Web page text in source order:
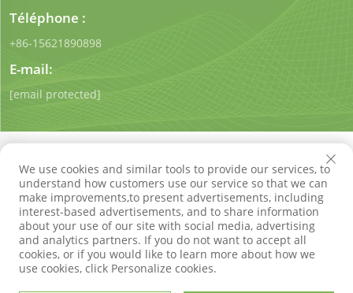
Téléphone :
+86-15621890898
E-mail:
[email protected]
Droits d'auteur © Shandong Qigong Environmental
Protection Technology Co., Ltd. Tous droits réservés
Politique de confidentialité Blog
We use cookies and similar tools to provide our services, to
understand how customers use our service so that we can
make improvements,to present advertisements, including
interest-based advertisements, and to share information
about your use of our site with social media, advertising
and analytics partners. If you do not want to accept all
cookies, or if you would like to learn more about how we
use cookies, click Personalize cookies.